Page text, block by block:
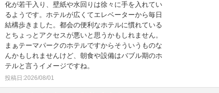
化が若干入り、壁紙や水回りは徐々に手を入れてい
るようです。ホテルが広くてエレベーターから毎日
結構歩きました。都会の便利なホテルに慣れている
とちょっとアクセスが悪いと思うかもしれません。
まぁテーマパークのホテルですからそういうものな
んかもしれませんけど、朝食や設備はバブル期のホ
テルと言うイメージですね。
投稿日:2026/08/01